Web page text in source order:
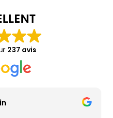
237 avis